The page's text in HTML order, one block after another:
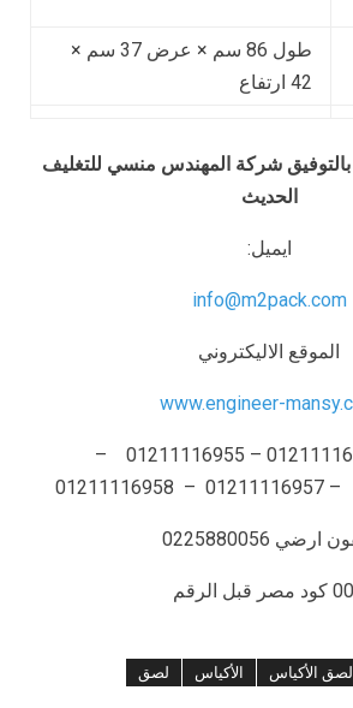
طول 86 سم × عرض 37 سم ×
42 ارتفاع
بالتوفيق شركة المهندس منسي للتغليف
الحديث
ايميل:
info@m2pack.com
الموقع الاليكتروني
www.engineer-
موبايل: 01211116954 – 01211116955 –
ارضي 0225880056
قبل الرقم
لصق الأكياس الأكياس لصق